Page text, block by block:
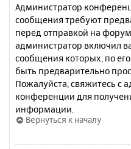
Администратор
сообщения требуют
перед отправкой на
администратор включил
сообщения которых, по
быть предварительно
Пожалуйста, свяжитесь с
конференции для
информации.
Вернуться к началу